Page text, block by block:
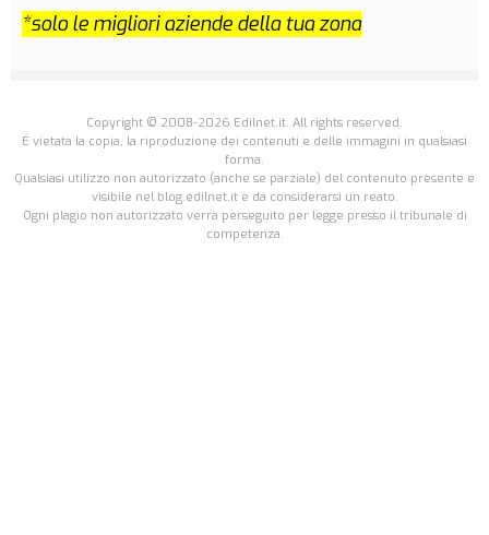
*solo le migliori aziende della tua zona
Copyright © 2008-2026 Edilnet.it. All rights reserved.
É vietata la copia, la riproduzione dei contenuti e delle immagini in qualsiasi
forma.
Qualsiasi utilizzo non autorizzato (anche se parziale) del contenuto presente e
visibile nel blog.edilnet.it è da considerarsi un reato.
Ogni plagio non autorizzato verrà perseguito per legge presso il tribunale di
competenza.